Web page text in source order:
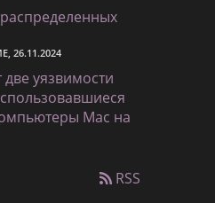
26.11.2024
две уязвимости
Mac на
RSS